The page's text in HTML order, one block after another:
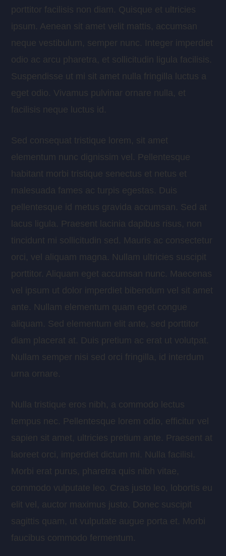
porttitor facilisis non diam. Quisque et ultricies
ipsum. Aenean sit amet velit mattis, accumsan
neque vestibulum, semper nunc. Integer imperdiet
odio ac arcu pharetra, et sollicitudin ligula facilisis.
Suspendisse ut mi sit amet nulla fringilla luctus a
eget odio. Vivamus pulvinar ornare nulla, et
facilisis neque luctus id.
Sed consequat tristique lorem, sit amet
elementum nunc dignissim vel. Pellentesque
habitant morbi tristique senectus et netus et
malesuada fames ac turpis egestas. Duis
pellentesque id metus gravida accumsan. Sed at
lacus ligula. Praesent lacinia dapibus risus, non
tincidunt mi sollicitudin sed. Mauris ac consectetur
orci, vel aliquam magna. Nullam ultricies suscipit
porttitor. Aliquam eget accumsan nunc. Maecenas
vel ipsum ut dolor imperdiet bibendum vel sit amet
ante. Nullam elementum quam eget congue
aliquam. Sed elementum elit ante, sed porttitor
diam placerat at. Duis pretium ac erat ut volutpat.
Nullam semper nisi sed orci fringilla, id interdum
urna ornare.
Nulla tristique eros nibh, a commodo lectus
tempus nec. Pellentesque lorem odio, efficitur vel
sapien sit amet, ultricies pretium ante. Praesent at
laoreet orci, imperdiet dictum mi. Nulla facilisi.
Morbi erat purus, pharetra quis nibh vitae,
commodo vulputate leo. Cras justo leo, lobortis eu
elit vel, auctor maximus justo. Donec suscipit
sagittis quam, ut vulputate augue porta et. Morbi
faucibus commodo fermentum.